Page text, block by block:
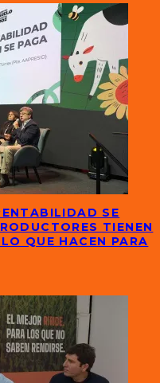
SE
TIENEN
QUE HACEN PARA